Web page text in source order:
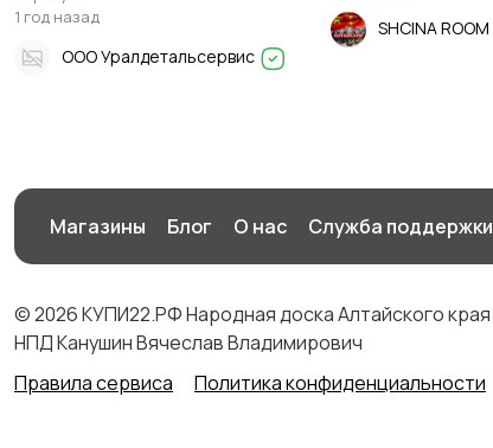
1 год назад
ООО Уралдетальсервис
SHCINA ROOM
Магазины Блог О нас Служба поддержки
© 2026 КУПИ22.РФ Народная доска Алтайского края
НПД Канушин Вячеслав Владимирович
Правила сервиса
Политика конфиденциальности